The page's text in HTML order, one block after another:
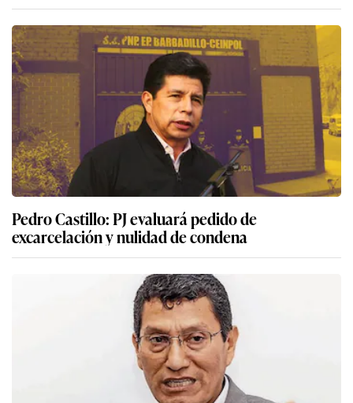
Pedro Castillo: PJ evaluará pedido de
excarcelación y nulidad de condena